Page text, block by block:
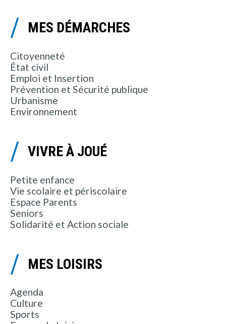
MES DÉMARCHES
Citoyenneté
État civil
Emploi et Insertion
Prévention et Sécurité publique
Urbanisme
Environnement
VIVRE À JOUÉ
Petite enfance
Vie scolaire et périscolaire
Espace Parents
Seniors
Solidarité et Action sociale
MES LOISIRS
Agenda
Culture
Sports